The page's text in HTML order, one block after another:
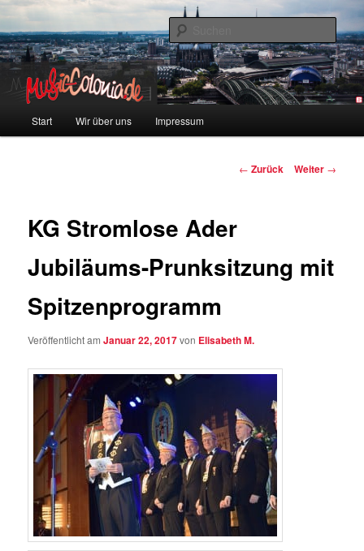
Zum
wechseln
music-colonia
Colonia und Musik!
Start Wir über uns Impressum
Beitragsnavigation
← Zurück Weiter →
KG Stromlose Ader
Jubiläums-Prunksitzung mit
Spitzenprogramm
Veröffentlicht amJanuar 22, 2017von Elisabeth M.